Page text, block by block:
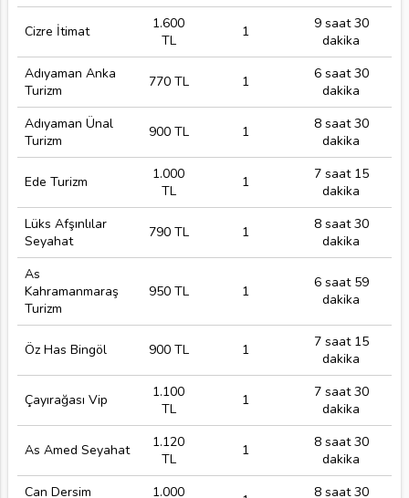
Cizre İtimat
1.600
TL
1
9 saat 30
dakika
Adıyaman Anka
Turizm
770 TL 1
6 saat 30
dakika
Adıyaman Ünal
Turizm
900 TL 1
8 saat 30
dakika
Ede Turizm
1.000
TL
1
7 saat 15
dakika
Lüks Afşınlılar
Seyahat
790 TL 1
8 saat 30
dakika
As
Kahramanmaraş
Turizm
950 TL 1
6 saat 59
dakika
Öz Has Bingöl 900 TL 1
7 saat 15
dakika
Çayırağası Vip
1.100
TL
1
7 saat 30
dakika
As Amed Seyahat
1.120
TL
1
8 saat 30
dakika
Can Dersim
1.000 8 saat 30